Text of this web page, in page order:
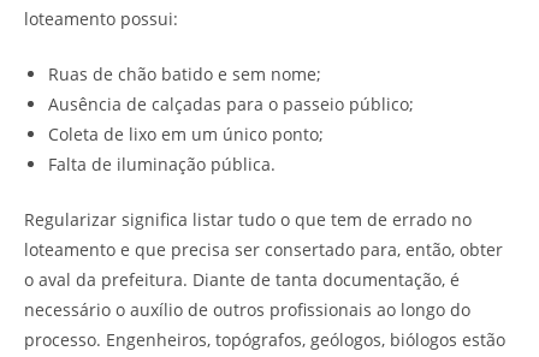
loteamento possui:
Ruas de chão batido e sem nome;
Ausência de calçadas para o passeio público;
Coleta de lixo em um único ponto;
Falta de iluminação pública.
Regularizar significa listar tudo o que tem de errado no
loteamento e que precisa ser consertado para, então, obter
o aval da prefeitura. Diante de tanta documentação, é
necessário o auxílio de outros profissionais ao longo do
processo. Engenheiros, topógrafos, geólogos, biólogos estão